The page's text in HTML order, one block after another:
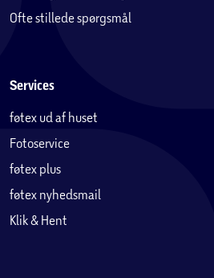
Ofte stillede spørgsmål
Services
føtex ud af huset
Fotoservice
føtex plus
føtex nyhedsmail
Klik & Hent